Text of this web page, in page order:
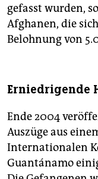
gefasst wurden,
Afghanen, die
Belohnung von
Erniedrigende
Ende 2004
Auszüge aus
Internationalen
Guantánamo